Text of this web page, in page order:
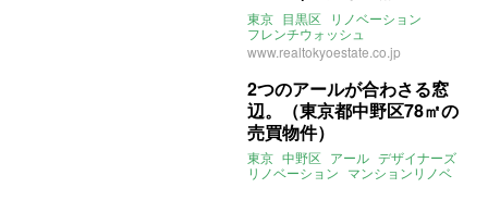
の売買物件)
東京 目黒区
リノベーション
フレンチウォッシュ
ルーフバルコニー 1LDK
www.realtokyoestate.co.jp
2つのアールが合わさる窓
辺。（東京都中野区78㎡の
売買物件）
東京 中野区 アール デザイナーズ
リノベーション マンションリノベ